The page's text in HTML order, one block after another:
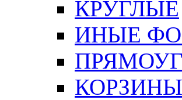
КРУГЛЫЕ
ИНЫЕ